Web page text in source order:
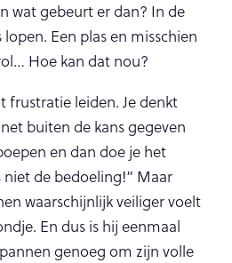
wat gebeurt er dan? In de
Een plas en misschien
Hoe kan dat nou?
frustratie leiden. Je denkt
buiten de kans gegeven
en dan doe je het
de bedoeling!” Maar
waarschijnlijk veiliger voelt
En dus is hij eenmaal
genoeg om zijn volle